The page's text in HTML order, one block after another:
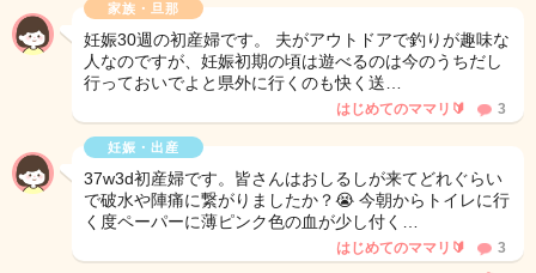
家族・旦那
妊娠30週の初産婦です。 夫がアウトドアで釣りが趣味な
人なのですが、妊娠初期の頃は遊べるのは今のうちだし
行っておいでよと県外に行くのも快く送…
はじめてのママリ🔰 3
妊娠・出産
37w3d初産婦です。皆さんはおしるしが来てどれぐらい
で破水や陣痛に繋がりましたか？😭 今朝からトイレに行
く度ペーパーに薄ピンク色の血が少し付く…
はじめてのママリ🔰 3